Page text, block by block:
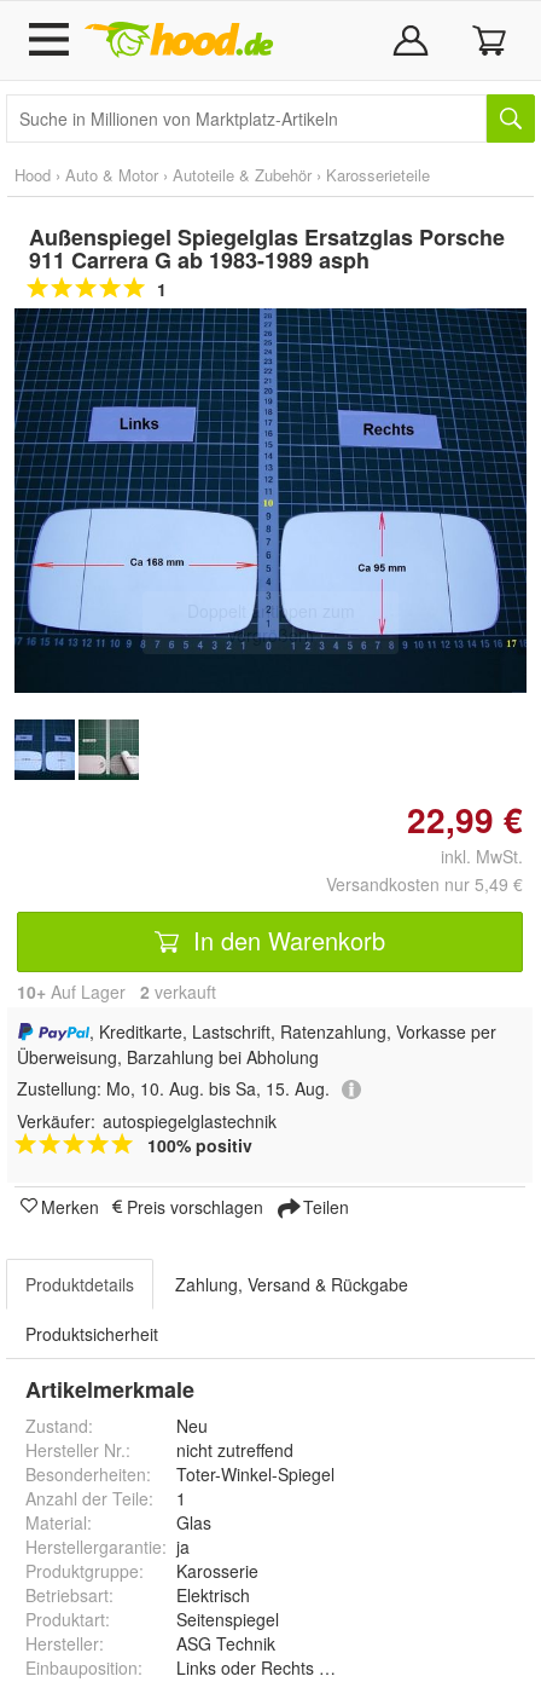
Hood › Auto & Motor › Autoteile & Zubehör › Karosserieteile
Außenspiegel Spiegelglas Ersatzglas Porsche
911 Carrera G ab 1983-1989 asph
1
Doppelt antippen zum
vergrößern
22,99 €
inkl. MwSt.
Versandkosten nur 5,49 €
In den Warenkorb
10+ Auf Lager 2 verkauft
, Kreditkarte, Lastschrift, Ratenzahlung, Vorkasse per
Überweisung, Barzahlung bei Abholung
Zustellung: Mo, 10. Aug. bis Sa, 15. Aug.
Verkäufer: autospiegelglastechnik
100% positiv
Merken Preis vorschlagen Teilen
Produktdetails Zahlung, Versand & Rückgabe
Produktsicherheit
Artikelmerkmale
Zustand:
Neu
Hersteller Nr.:
nicht zutreffend
Besonderheiten:
Toter-Winkel-Spiegel
Anzahl der Teile:
1
Material:
Glas
Herstellergarantie: ja
Produktgruppe:
Karosserie
Betriebsart:
Elektrisch
Produktart:
Seitenspiegel
Hersteller:
ASG Technik
Einbauposition: Links oder Rechts asphärisch